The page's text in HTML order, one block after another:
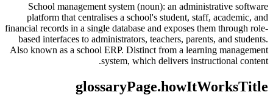
School management system (noun): an administrative software
platform that centralises a school's student, staff, academic, and
financial records in a single database and exposes them through role-
based interfaces to administrators, teachers, parents, and students.
Also known as a school ERP. Distinct from a learning management
system, which delivers instructional content.
glossaryPage.howItWorksTitle